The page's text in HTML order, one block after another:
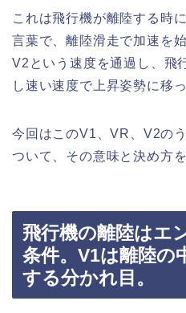
これは飛行機が離陸する時
言葉で、離陸滑走で加速を
V2という速度を通過し、飛
し速い速度で上昇姿勢に移
今回はこのV1、VR、V2の
ついて、その意味と決め方
飛行機の離陸はエ
条件。V1は離陸の
する分かれ目。